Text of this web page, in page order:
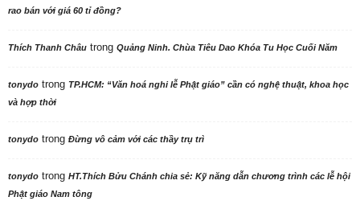
rao bán với giá 60 tỉ đồng?
Thích Thanh Châu trong Quảng Ninh. Chùa Tiêu Dao Khóa Tu Học Cuối Năm
tonydo trong TP.HCM: “Văn hoá nghi lễ Phật giáo” cần có nghệ thuật, khoa học
và hợp thời
tonydo trong Đừng vô cảm với các thầy trụ trì
tonydo trong HT.Thích Bửu Chánh chia sẻ: Kỹ năng dẫn chương trình các lễ hội
Phật giáo Nam tông